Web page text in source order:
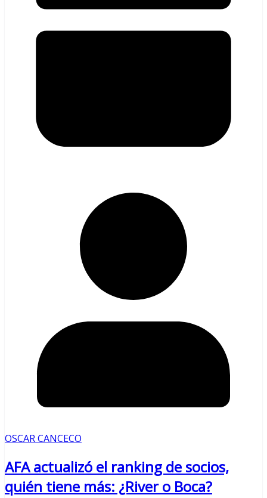
OSCAR CANCECO
AFA actualizó el ranking de socios,
quién tiene más: ¿River o Boca?